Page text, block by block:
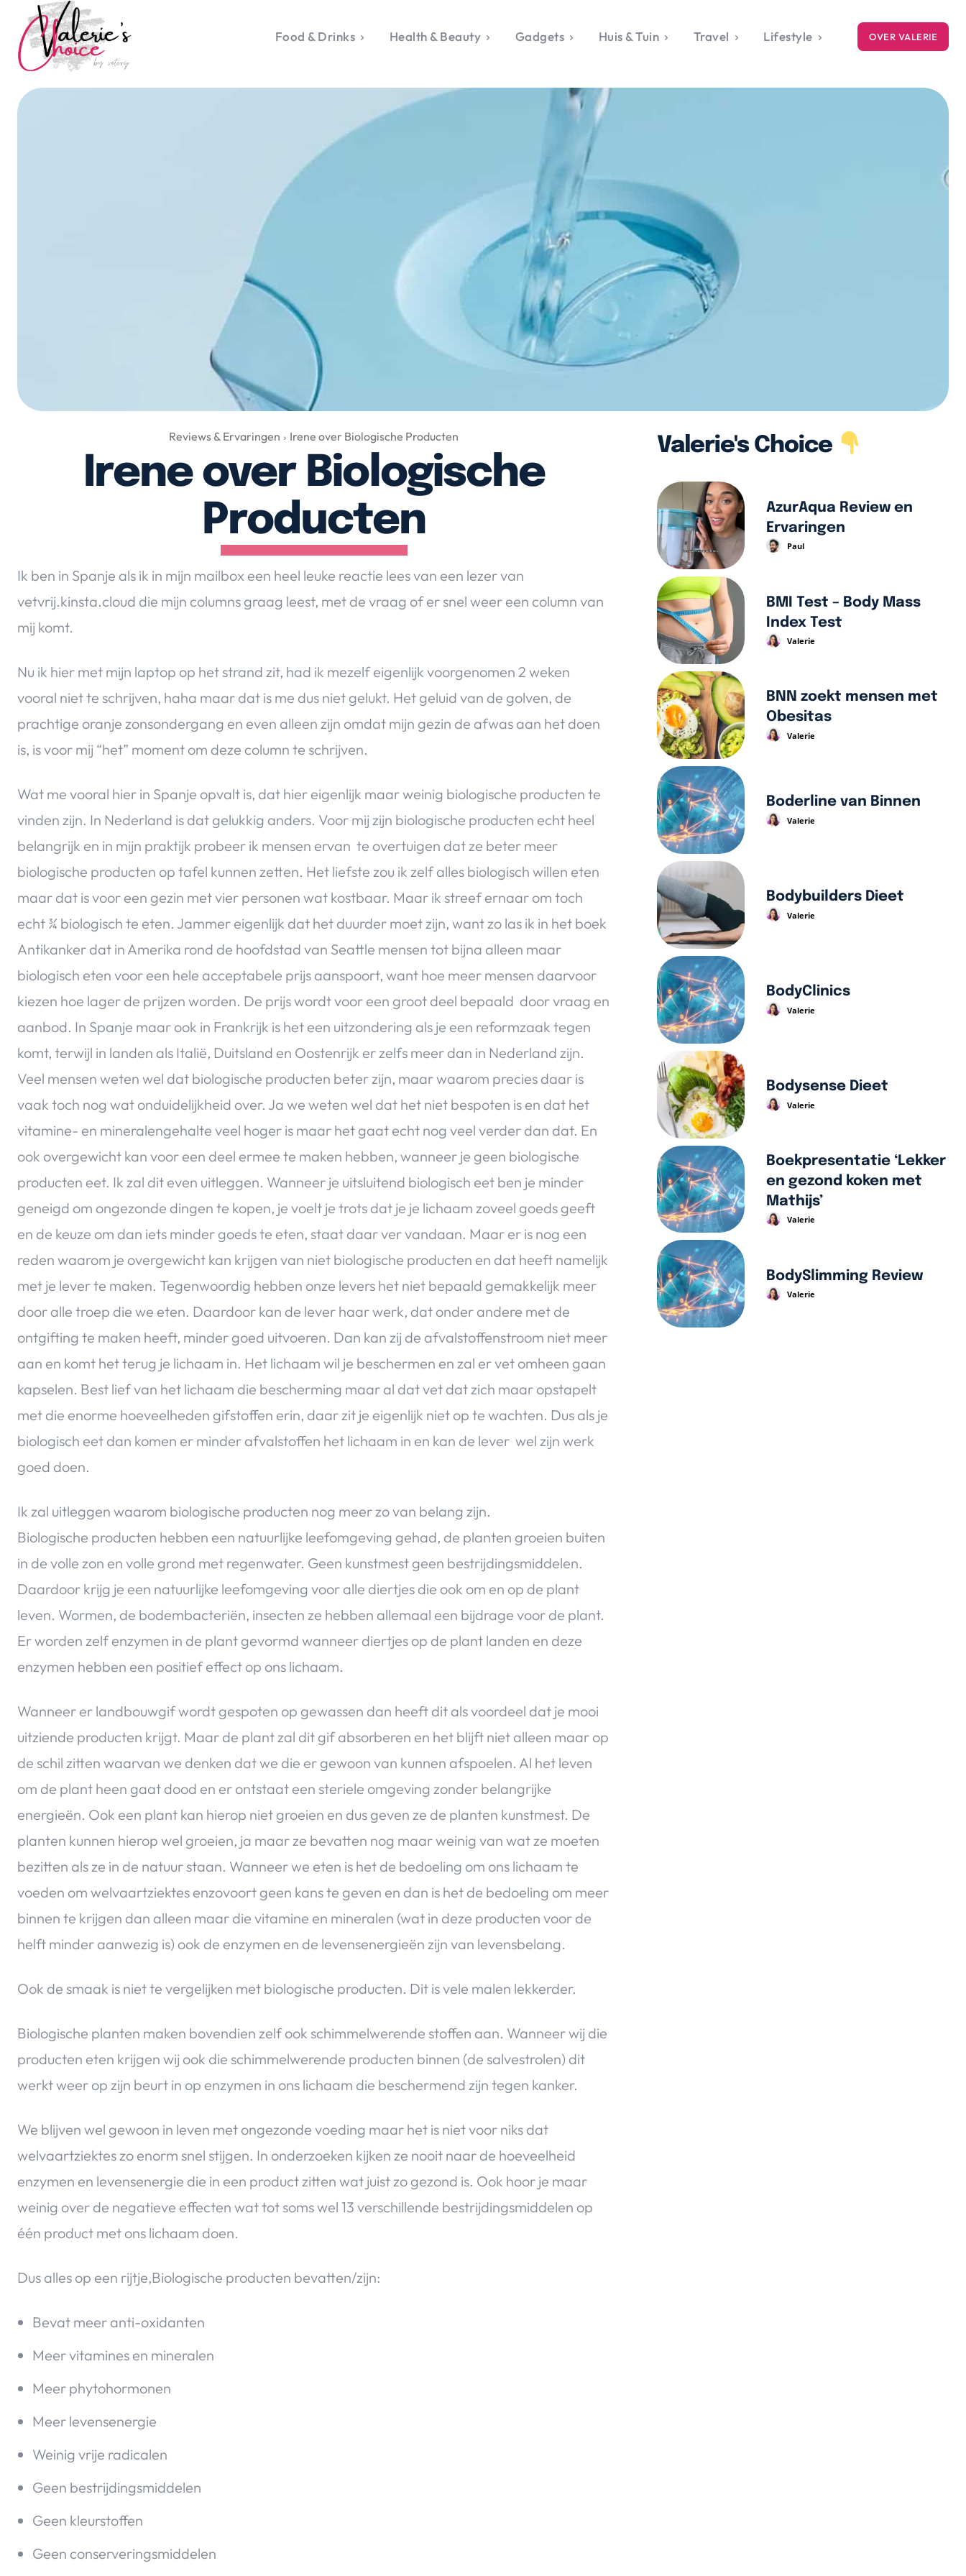
Happyness & Opmerkelijk
Lifestyle, Sport &
Duurzaamheid
Over Valerie
Food & Drinks
Health & Beauty
Huis & Tuin
Food & Drinks Health & Beauty Gadgets Huis & Tuin Travel Lifestyle OVER VALERIE
Reviews & Ervaringen Irene over Biologische Producten
Irene over Biologische
Producten
Ik ben in Spanje als ik in mijn mailbox een heel leuke reactie lees van een lezer van
vetvrij.kinsta.cloud die mijn columns graag leest, met de vraag of er snel weer een column van
mij komt.
Nu ik hier met mijn laptop op het strand zit, had ik mezelf eigenlijk voorgenomen 2 weken
vooral niet te schrijven, haha maar dat is me dus niet gelukt. Het geluid van de golven, de
prachtige oranje zonsondergang en even alleen zijn omdat mijn gezin de afwas aan het doen
is, is voor mij “het” moment om deze column te schrijven.
Wat me vooral hier in Spanje opvalt is, dat hier eigenlijk maar weinig biologische producten te
vinden zijn. In Nederland is dat gelukkig anders. Voor mij zijn biologische producten echt heel
belangrijk en in mijn praktijk probeer ik mensen ervan te overtuigen dat ze beter meer
biologische producten op tafel kunnen zetten. Het liefste zou ik zelf alles biologisch willen eten
maar dat is voor een gezin met vier personen wat kostbaar. Maar ik streef ernaar om toch
echt ¾ biologisch te eten. Jammer eigenlijk dat het duurder moet zijn, want zo las ik in het boek
Antikanker dat in Amerika rond de hoofdstad van Seattle mensen tot bijna alleen maar
biologisch eten voor een hele acceptabele prijs aanspoort, want hoe meer mensen daarvoor
kiezen hoe lager de prijzen worden. De prijs wordt voor een groot deel bepaald door vraag en
aanbod. In Spanje maar ook in Frankrijk is het een uitzondering als je een reformzaak tegen
komt, terwijl in landen als Italië, Duitsland en Oostenrijk er zelfs meer dan in Nederland zijn.
Veel mensen weten wel dat biologische producten beter zijn, maar waarom precies daar is
vaak toch nog wat onduidelijkheid over. Ja we weten wel dat het niet bespoten is en dat het
vitamine- en mineralengehalte veel hoger is maar het gaat echt nog veel verder dan dat. En
ook overgewicht kan voor een deel ermee te maken hebben, wanneer je geen biologische
producten eet. Ik zal dit even uitleggen. Wanneer je uitsluitend biologisch eet ben je minder
geneigd om ongezonde dingen te kopen, je voelt je trots dat je je lichaam zoveel goeds geeft
en de keuze om dan iets minder goeds te eten, staat daar ver vandaan. Maar er is nog een
reden waarom je overgewicht kan krijgen van niet biologische producten en dat heeft namelijk
met je lever te maken. Tegenwoordig hebben onze levers het niet bepaald gemakkelijk meer
door alle troep die we eten. Daardoor kan de lever haar werk, dat onder andere met de
ontgifting te maken heeft, minder goed uitvoeren. Dan kan zij de afvalstoffenstroom niet meer
aan en komt het terug je lichaam in. Het lichaam wil je beschermen en zal er vet omheen gaan
kapselen. Best lief van het lichaam die bescherming maar al dat vet dat zich maar opstapelt
met die enorme hoeveelheden gifstoffen erin, daar zit je eigenlijk niet op te wachten. Dus als je
biologisch eet dan komen er minder afvalstoffen het lichaam in en kan de lever wel zijn werk
goed doen.
Ik zal uitleggen waarom biologische producten nog meer zo van belang zijn.
Biologische producten hebben een natuurlijke leefomgeving gehad, de planten groeien buiten
in de volle zon en volle grond met regenwater. Geen kunstmest geen bestrijdingsmiddelen.
Daardoor krijg je een natuurlijke leefomgeving voor alle diertjes die ook om en op de plant
leven. Wormen, de bodembacteriën, insecten ze hebben allemaal een bijdrage voor de plant.
Er worden zelf enzymen in de plant gevormd wanneer diertjes op de plant landen en deze
enzymen hebben een positief effect op ons lichaam.
Wanneer er landbouwgif wordt gespoten op gewassen dan heeft dit als voordeel dat je mooi
uitziende producten krijgt. Maar de plant zal dit gif absorberen en het blijft niet alleen maar op
de schil zitten waarvan we denken dat we die er gewoon van kunnen afspoelen. Al het leven
om de plant heen gaat dood en er ontstaat een steriele omgeving zonder belangrijke
energieën. Ook een plant kan hierop niet groeien en dus geven ze de planten kunstmest. De
planten kunnen hierop wel groeien, ja maar ze bevatten nog maar weinig van wat ze moeten
bezitten als ze in de natuur staan. Wanneer we eten is het de bedoeling om ons lichaam te
voeden om welvaartziektes enzovoort geen kans te geven en dan is het de bedoeling om meer
binnen te krijgen dan alleen maar die vitamine en mineralen (wat in deze producten voor de
helft minder aanwezig is) ook de enzymen en de levensenergieën zijn van levensbelang.
Ook de smaak is niet te vergelijken met biologische producten. Dit is vele malen lekkerder.
Biologische planten maken bovendien zelf ook schimmelwerende stoffen aan. Wanneer wij die
producten eten krijgen wij ook die schimmelwerende producten binnen (de salvestrolen) dit
werkt weer op zijn beurt in op enzymen in ons lichaam die beschermend zijn tegen kanker.
We blijven wel gewoon in leven met ongezonde voeding maar het is niet voor niks dat
welvaartziektes zo enorm snel stijgen. In onderzoeken kijken ze nooit naar de hoeveelheid
enzymen en levensenergie die in een product zitten wat juist zo gezond is. Ook hoor je maar
weinig over de negatieve effecten wat tot soms wel 13 verschillende bestrijdingsmiddelen op
één product met ons lichaam doen.
Dus alles op een rijtje,Biologische producten bevatten/zijn:
Bevat meer anti-oxidanten
Meer vitamines en mineralen
Meer phytohormonen
Meer levensenergie
Weinig vrije radicalen
Geen bestrijdingsmiddelen
Geen kleurstoffen
Geen conserveringsmiddelen
Valerie's Choice
AzurAqua Review en
Ervaringen
Paul
BMI Test – Body Mass
Index Test
Valerie
BNN zoekt mensen met
Obesitas
Valerie
Boderline van Binnen
Valerie
Bodybuilders Dieet
Valerie
BodyClinics
Valerie
Bodysense Dieet
Valerie
Boekpresentatie ‘Lekker
en gezond koken met
Mathijs’
Valerie
BodySlimming Review
Valerie